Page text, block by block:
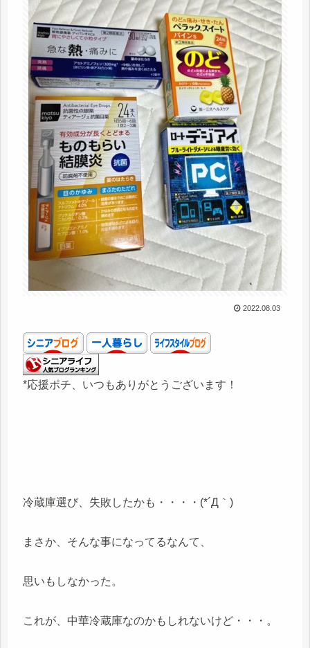
2022.08.03
*応援ポチ、いつもありがとうございます！
冷蔵庫選び、失敗したかも・・・・(*´Д｀)
まさか、そんな事になってるなんて、
思いもしなかった。
これが、中華冷蔵庫なのかもしれないけど・・・。